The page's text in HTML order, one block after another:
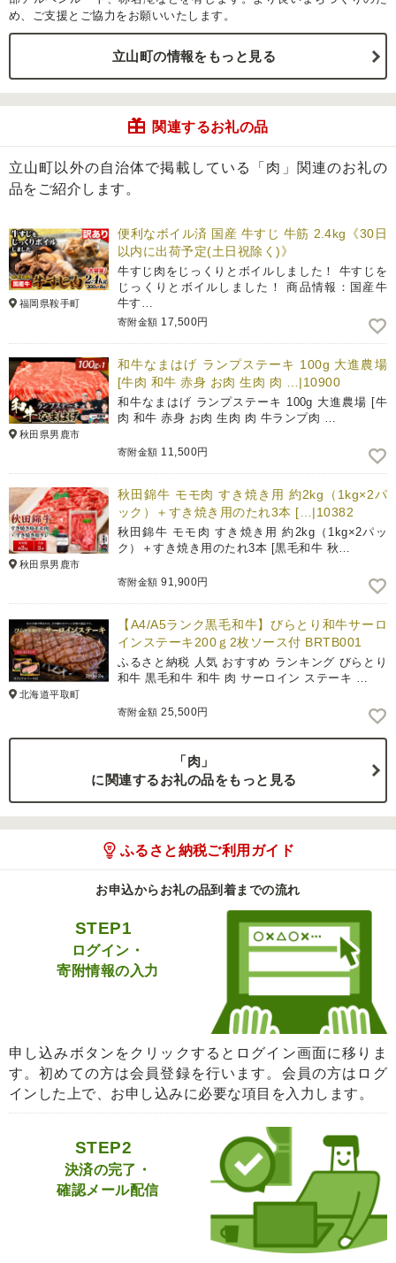
め、ご支援とご協力をお願いいたします。
立山町の情報をもっと見る
関連するお礼の品
立山町以外の自治体で掲載している「肉」関連のお礼の
品をご紹介します。
福岡県鞍手町
便利なボイル済 国産 牛すじ 牛筋 2.4kg《30日
以内に出荷予定(土日祝除く)》
牛すじ肉をじっくりとボイルしました！ 牛すじを
じっくりとボイルしました！ 商品情報：国産牛
牛す…
寄附金額 17,500円
秋田県男鹿市
和牛なまはげ ランプステーキ 100g 大進農場
[牛肉 和牛 赤身 お肉 生肉 肉 …|10900
和牛なまはげ ランプステーキ 100g 大進農場 [牛
肉 和牛 赤身 お肉 生肉 肉 牛ランプ肉 …
寄附金額 11,500円
秋田県男鹿市
秋田錦牛 モモ肉 すき焼き用 約2kg（1kg×2パ
ック）＋すき焼き用のたれ3本 […|10382
秋田錦牛 モモ肉 すき焼き用 約2kg（1kg×2パッ
ク）＋すき焼き用のたれ3本 [黒毛和牛 秋…
寄附金額 91,900円
北海道平取町
【A4/A5ランク黒毛和牛】びらとり和牛サーロ
インステーキ200ｇ2枚ソース付 BRTB001
ふるさと納税 人気 おすすめ ランキング びらとり
和牛 黒毛和牛 和牛 肉 サーロイン ステーキ …
寄附金額 25,500円
「肉」
に関連するお礼の品をもっと見る
ふるさと納税ご利用ガイド
お申込からお礼の品到着までの流れ
STEP1
ログイン・
寄附情報の入力
申し込みボタンをクリックするとログイン画面に移りま
す。初めての方は会員登録を行います。会員の方はログ
インした上で、お申し込みに必要な項目を入力します。
STEP2
決済の完了・
確認メール配信